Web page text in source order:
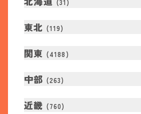
(31 )
東北 (119)
関東 (4188 )
中部 (263)
近畿 (760)